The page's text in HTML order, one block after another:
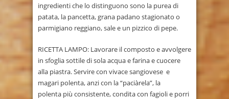
ingredienti che lo distinguono sono la purea di
patata, la pancetta, grana padano stagionato o
parmigiano reggiano, sale e un pizzico di pepe.
RICETTA LAMPO: Lavorare il composto e avvolgere
in sfoglia sottile di sola acqua e farina e cuocere
alla piastra. Servire con vivace sangiovese e
magari polenta, anzi con la “paciàrela”, la
polenta più consistente, condita con fagioli e porri